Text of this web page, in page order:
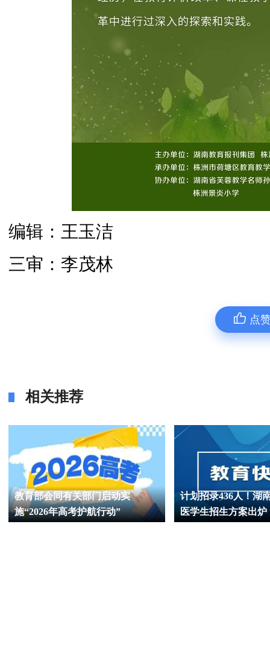
编辑：王玉洁
三审：李茂林
点
相关推荐
教育部会同有关部门启动实
施“2026年高考护航行动”
计划招录436人！湖
医学生招生方案出炉